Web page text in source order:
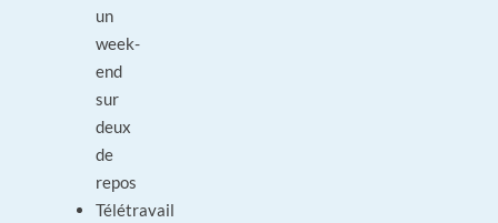
un
week-
end
sur
deux
de
repos
Télétravail